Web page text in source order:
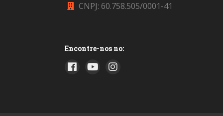
CNPJ: 60.758.505/0001-41
Encontre-nos no: